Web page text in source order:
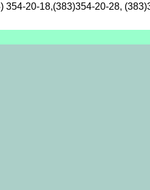
20-18,(383)354-20-28,